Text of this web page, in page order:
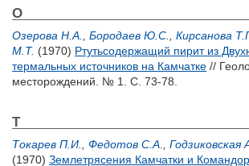
О
Озерова Н.А. Бородаев Ю.С. Кирсанова
М.Т. (1970) Ртутьсодержащий пирит из
термальных источников на Камчатке //
месторождений. № 1. С. 73-78.
Т
Токарев П.И. Федотов С.А. Годзиковская
(1970) Землетрясения Камчатки и